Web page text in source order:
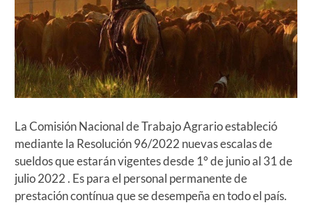
La Comisión Nacional de Trabajo Agrario estableció
mediante la Resolución 96/2022 nuevas escalas de
sueldos que estarán vigentes desde 1° de junio al 31 de
julio 2022 . Es para el personal permanente de
prestación contínua que se desempeña en todo el país.